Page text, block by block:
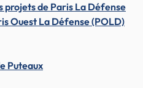
projets de Paris La Défense
Ouest La Défense (POLD)
Puteaux